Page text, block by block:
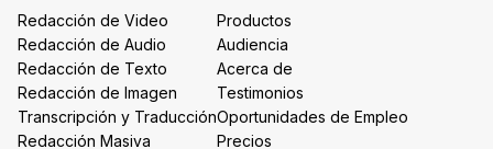
Redacción de Video
Redacción de Audio
Redacción de Texto
Redacción de Imagen
Transcripción y Traducción
Redacción Masiva
Productos
Audiencia
Acerca de
Testimonios
Oportunidades de Empleo
Precios